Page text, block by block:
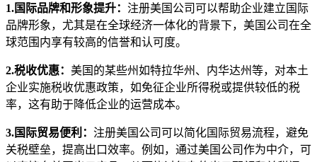
1.国际品牌和形象提升： 注册美国公司可以帮助企业建立国际
品牌形象，尤其是在全球经济一体化的背景下，美国公司在全
球范围内享有较高的信誉和认可度。
2.税收优惠： 美国的某些州如特拉华州、内华达州等，对本土
企业实施税收优惠政策，如免征企业所得税或提供较低的税
率，这有助于降低企业的运营成本。
3.国际贸易便利： 注册美国公司可以简化国际贸易流程，避免
关税壁垒，提高出口效率。例如，通过美国公司作为中介，可